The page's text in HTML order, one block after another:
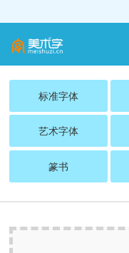
标准字体
艺术字体
篆书